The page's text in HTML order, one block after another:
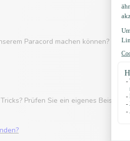
Paracord machen können?
Prüfen Sie ein eigenes Beispiel